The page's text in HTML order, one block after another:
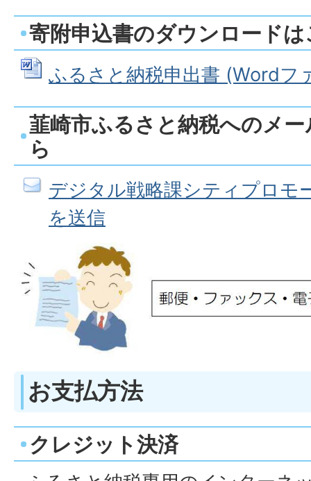
寄附申込書のダウンロード
ふるさと納税申出書 (Wordフ
韮崎市ふるさと納税へのメ
ら
デジタル戦略課シティプロモ
を送信
お支払方法
クレジット決済